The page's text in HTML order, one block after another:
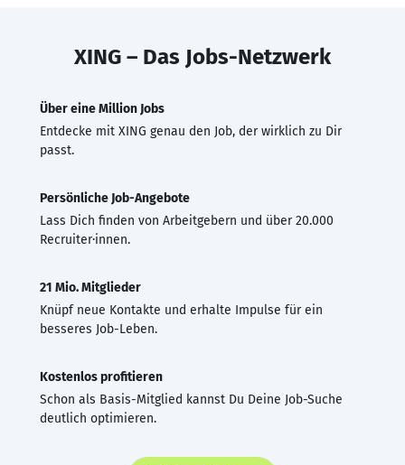
XING – Das Jobs-Netzwerk
Über eine Million Jobs
Entdecke mit XING genau den Job, der wirklich zu Dir
passt.
Persönliche Job-Angebote
Lass Dich finden von Arbeitgebern und über 20.000
Recruiter·innen.
21 Mio. Mitglieder
Knüpf neue Kontakte und erhalte Impulse für ein
besseres Job-Leben.
Kostenlos profitieren
Schon als Basis-Mitglied kannst Du Deine Job-Suche
deutlich optimieren.